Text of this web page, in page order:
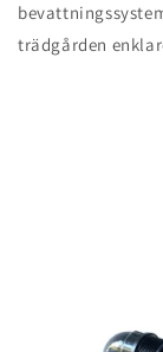
trädgården